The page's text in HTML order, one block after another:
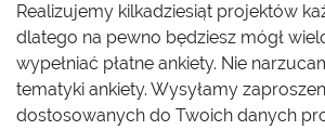
Realizujemy kilkadziesiąt projektów
dlatego na pewno będziesz mógł
wypełniać płatne ankiety. Nie
tematyki ankiety. Wysyłamy
dostosowanych do Twoich danych